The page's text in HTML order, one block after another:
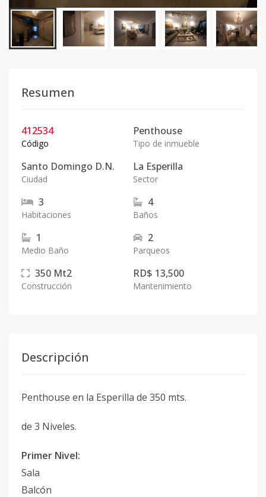
Resumen
412534
Código
Penthouse
Tipo de inmueble
Santo Domingo D.N.
Ciudad
La Esperilla
Sector
3
Habitaciones
4
Baños
1
Medio Baño
2
Parqueos
350 Mt2
Construcción
RD$ 13,500
Mantenimiento
Descripción
Penthouse en la Esperilla de 350 mts.
de 3 Niveles.
Primer Nivel:
Sala
Balcón